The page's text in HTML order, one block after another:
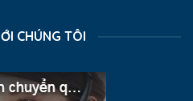
CHÚNG TÔI